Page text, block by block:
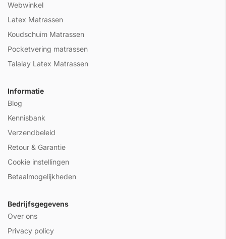
Webwinkel
Latex Matrassen
Koudschuim Matrassen
Pocketvering matrassen
Talalay Latex Matrassen
Informatie
Blog
Kennisbank
Verzendbeleid
Retour & Garantie
Cookie instellingen
Betaalmogelijkheden
Bedrijfsgegevens
Over ons
Privacy policy